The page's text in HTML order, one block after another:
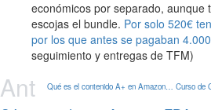
económicos por separado, aunque
escojas el bundle. Por solo 520€
por los que antes se pagaban
seguimiento y entregas de TFM)
Ant Qué es el contenido A+ en Amazon – Checklist 2025